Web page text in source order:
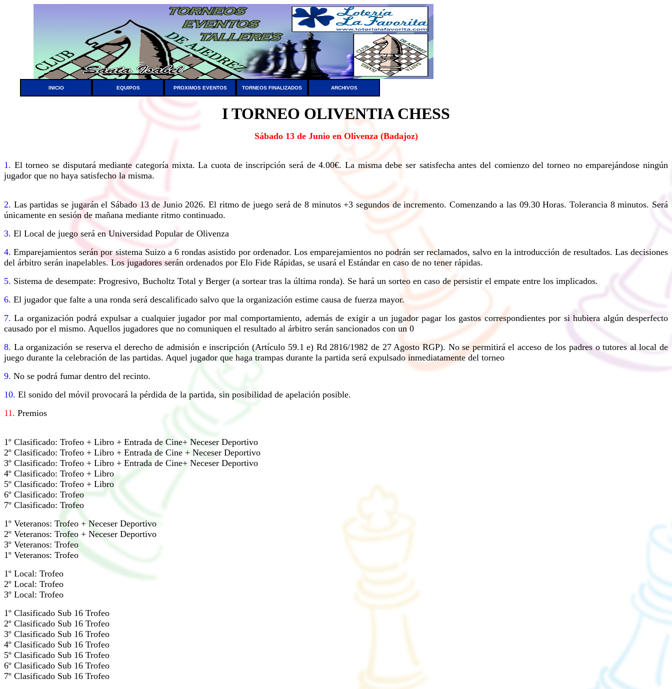
INICIO EQUIPOS PROXIMOS EVENTOS TORNEOS FINALIZADOS ARCHIVOS
I TORNEO OLIVENTIA CHESS
Sábado 13 de Junio en Olivenza (Badajoz)
1. El torneo se disputará mediante categoría mixta. La cuota de inscripción será de 4.00€. La misma debe ser satisfecha antes del comienzo del torneo no emparejándose ningún
jugador que no haya satisfecho la misma.
2. Las partidas se jugarán el Sábado 13 de Junio 2026. El ritmo de juego será de 8 minutos +3 segundos de incremento. Comenzando a las 09.30 Horas. Tolerancia 8 minutos. Será
únicamente en sesión de mañana mediante ritmo continuado.
3. El Local de juego será en Universidad Popular de Olivenza
4.Emparejamientos serán por sistema Suizo a 6 rondas asistido por ordenador. Los emparejamientos no podrán ser reclamados, salvo en la introducción de resultados. Las decisiones
del árbitro serán inapelables. Los jugadores serán ordenados por Elo Fide Rápidas, se usará el Estándar en caso de no tener rápidas.
5. Sistema de desempate: Progresivo, Bucholtz Total y Berger (a sortear tras la última ronda). Se hará un sorteo en caso de persistir el empate entre los implicados.
6. El jugador que falte a una ronda será descalificado salvo que la organización estime causa de fuerza mayor.
7. La organización podrá expulsar a cualquier jugador por mal comportamiento, además de exigir a un jugador pagar los gastos correspondientes por si hubiera algún desperfecto
causado por el mismo. Aquellos jugadores que no comuniquen el resultado al árbitro serán sancionados con un 0
8. La organización se reserva el derecho de admisión e inscripción (Artículo 59.1 e) Rd 2816/1982 de 27 Agosto RGP). No se permitirá el acceso de los padres o tutores al local de
juego durante la celebración de las partidas. Aquel jugador que haga trampas durante la partida será expulsado inmediatamente del torneo
9. No se podrá fumar dentro del recinto.
10. El sonido del móvil provocará la pérdida de la partida, sin posibilidad de apelación posible.
11. Premios
1º Clasificado: Trofeo + Libro + Entrada de Cine+ Neceser Deportivo
2º Clasificado: Trofeo + Libro + Entrada de Cine + Neceser Deportivo
3º Clasificado: Trofeo + Libro + Entrada de Cine+ Neceser Deportivo
4º Clasificado: Trofeo + Libro
5º Clasificado: Trofeo + Libro
6º Clasificado: Trofeo
7º Clasificado: Trofeo
1º Veteranos: Trofeo + Neceser Deportivo
2º Veteranos: Trofeo + Neceser Deportivo
3º Veteranos: Trofeo
1º Veteranos: Trofeo
1º Local: Trofeo
2º Local: Trofeo
3º Local: Trofeo
1º Clasificado Sub 16 Trofeo
2º Clasificado Sub 16 Trofeo
3º Clasificado Sub 16 Trofeo
4º Clasificado Sub 16 Trofeo
5º Clasificado Sub 16 Trofeo
6º Clasificado Sub 16 Trofeo
7º Clasificado Sub 16 Trofeo